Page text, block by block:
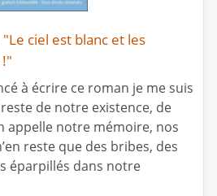
ciel est blanc et les
à écrire ce roman je me suis
de notre existence, de
appelle notre mémoire, nos
reste que des bribes, des
éparpillés dans notre